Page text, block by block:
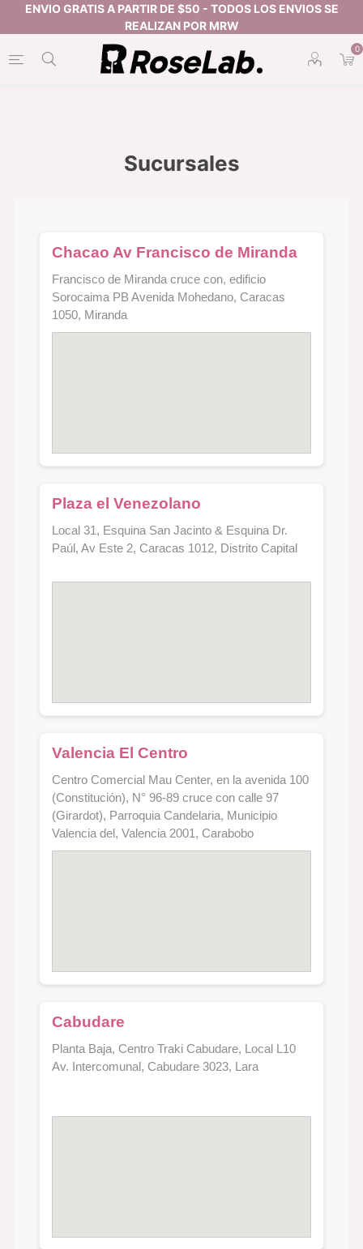
0
Sucursales
Chacao Av Francisco de Miranda
Francisco de Miranda cruce con, edificio
Sorocaima PB Avenida Mohedano, Caracas
1050, Miranda
Plaza el Venezolano
Local 31, Esquina San Jacinto & Esquina Dr.
Paúl, Av Este 2, Caracas 1012, Distrito Capital
Valencia El Centro
Centro Comercial Mau Center, en la avenida 100
(Constitución), N° 96-89 cruce con calle 97
(Girardot), Parroquia Candelaria, Municipio
Valencia del, Valencia 2001, Carabobo
Cabudare
Planta Baja, Centro Traki Cabudare, Local L10
Av. Intercomunal, Cabudare 3023, Lara